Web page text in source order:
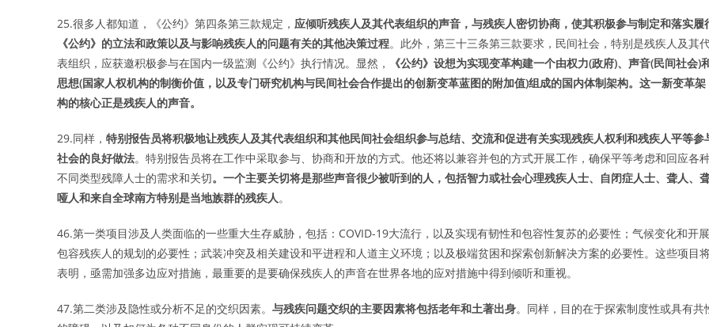
25.很多人都知道，《公约》第四条第三款规定， 应倾听残疾人及其代表组织的声音，与残疾人密切协商，使其积极参与制定和落实履
《公约》的立法和政策以及与影响残疾人的问题有关的其他决策过程。此外，第三十三条第三款要求，民间社会，特别是残疾人及其
表组织，应获邀积极参与在国内一级监测《公约》执行情况。显然，
《公约》设想为实现变革构建一个由权力(政府)、声音(民间社会)
思想(国家人权机构的制衡价值，以及专门研究机构与民间社会合作提出的创新变革蓝图的附加值)组成的国内体制架构。这一新变革架
构的核心正是残疾人的声音。
29.同样， 特别报告员将积极地让残疾人及其代表组织和其他民间社会组织参与总结、交流和促进有关实现残疾人权利和残疾人平等参
社会的良好做法。特别报告员将在工作中采取参与、协商和开放的方式。他还将以兼容并包的方式开展工作，确保平等考虑和回应各
不同类型残障人士的需求和关切。一个主要关切将是那些声音很少被听到的人，包括智力或社会心理残疾人士、自闭症人士、聋人、
哑人和来自全球南方特别是当地族群的残疾人 。
46.第一类项目涉及人类面临的一些重大生存威胁，包括：COVID-19大流行，以及实现有韧性和包容性复苏的必要性；气候变化和开展
包容残疾人的规划的必要性；武装冲突及相关建设和平进程和人道主义环境；以及极端贫困和探索创新解决方案的必要性。这些项目
表明，亟需加强多边应对措施，最重要的是要确保残疾人的声音在世界各地的应对措施中得到倾听和重视。
47.第二类涉及隐性或分析不足的交织因素。 与残疾问题交织的主要因素将包括老年和土著出身。同样，目的在于探索制度性或具有共